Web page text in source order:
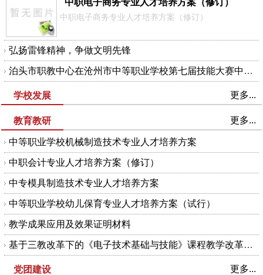
中职电子商务专业人才培养方案（修订）
中职电子商务专业人才培养方案（修订）
弘扬雷锋精神，争做文明先锋
泊头市职教中心在沧州市中等职业学校第七届技能大赛中再获殊荣
更多...
学校发展
更多...
教育教研
中等职业学校机械制造技术专业人才培养方案
中职会计专业人才培养方案（修订）
中专模具制造技术专业人才培养方案
中等职业学校幼儿保育专业人才培养方案（试行）
教学成果应用及效果证明材料
基于三教改革下的《电子技术基础与技能》课程教学改革与实践教学成果推荐书
更多...
党团建设